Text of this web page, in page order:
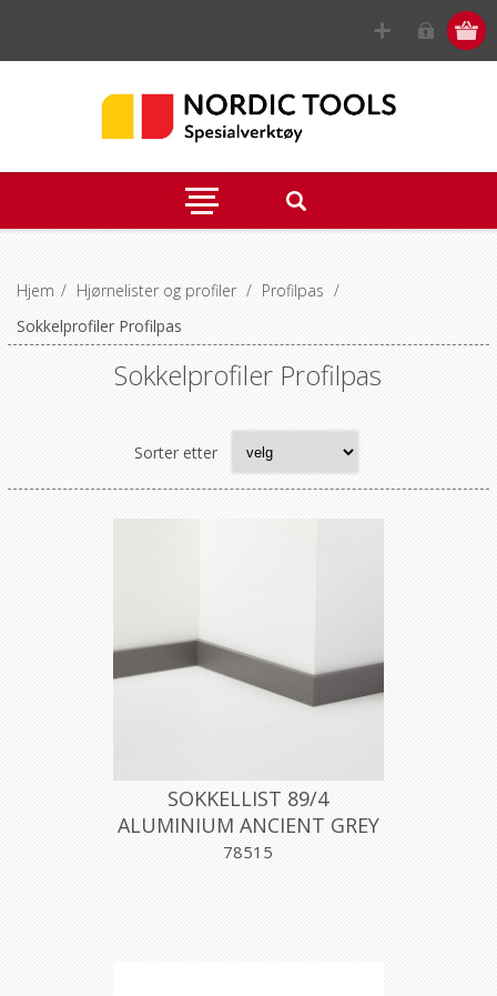
Hjem / Hjørnelister og profiler / Profilpas /
Sokkelprofiler Profilpas
Sokkelprofiler Profilpas
Sorter etter
SOKKELLIST 89/4
ALUMINIUM ANCIENT GREY
40MMX200CM, PROFILPAS
78515